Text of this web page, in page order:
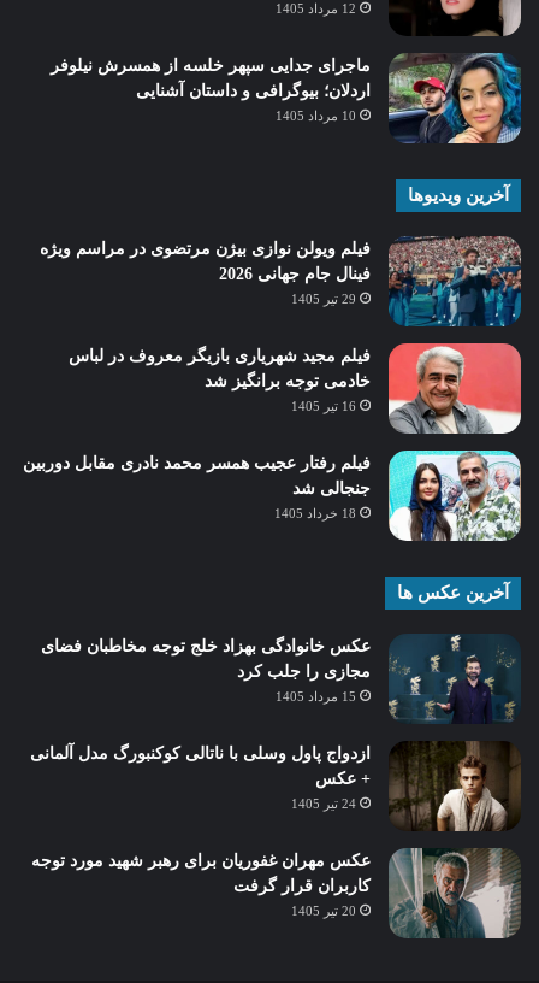
12 مرداد 1405
ماجرای جدایی سپهر خلسه از همسرش نیلوفر
اردلان؛ بیوگرافی و داستان آشنایی
10 مرداد 1405
آخرین ویدیوها
فیلم ویولن نوازی بیژن مرتضوی در مراسم ویژه
فینال جام جهانی 2026
29 تیر 1405
فیلم مجید شهریاری بازیگر معروف در لباس
خادمی توجه برانگیز شد
16 تیر 1405
فیلم رفتار عجیب همسر محمد نادری مقابل دوربین
جنجالی شد
18 خرداد 1405
آخرین عکس ها
عکس خانوادگی بهزاد خلج توجه مخاطبان فضای
مجازی را جلب کرد
15 مرداد 1405
ازدواج پاول وسلی با ناتالی کوکنبورگ مدل آلمانی
+ عکس
24 تیر 1405
عکس مهران غفوریان برای رهبر شهید مورد توجه
کاربران قرار گرفت
20 تیر 1405